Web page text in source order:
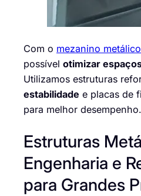
Com o mezanino
possível otimizar
Utilizamos estruturas
estabilidade e placas de
para melhor desempenho.
Estruturas
Engenharia e
para Grandes